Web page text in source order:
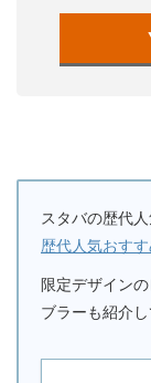
スタバの歴代
歴代人気おすす
限定デザイン
ブラーも紹介し